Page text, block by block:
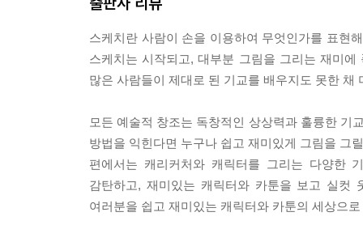
스케치란 사람이 손을 이용하여 무엇인가를 표현
스케치는 시작되고, 대부분 그림을 그리는 재미
많은 사람들이 제대로 된 기교를 배우지도 못한
모든 예술적 창조는 독창적인 상상력과 훌륭한 기
방법을 익힌다면 누구나 쉽고 재미있게 그림을 그
편에서는 캐리커처와 캐릭터를 그리는 다양한
감탄하고, 재미있는 캐릭터와 카툰을 보고 실
여러분을 쉽고 재미있는 캐릭터와 카툰의 세상으